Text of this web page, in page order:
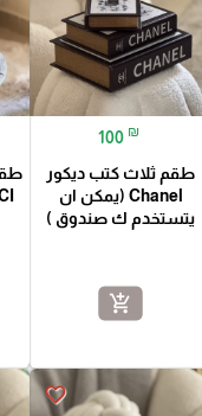
100 ₪
طقم ثلاث كتب ديكور
Chanel (يمكن ان
يتستخدم ك صندوق )
add_shopping_cart
favorite_border